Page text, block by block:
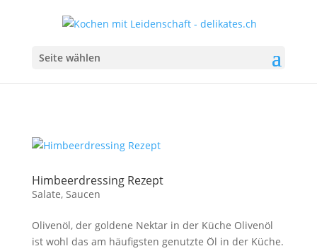
Seite wählen
Himbeerdressing Rezept
Salate, Saucen
Olivenöl, der goldene Nektar in der Küche Olivenöl
ist wohl das am häufigsten genutzte Öl in der Küche.